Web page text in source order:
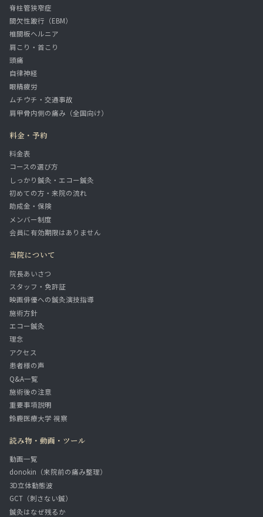
脊柱管狭窄症
間欠性跛行（EBM）
椎間板ヘルニア
肩こり・首こり
頭痛
自律神経
眼精疲労
ムチウチ・交通事故
肩甲骨内側の痛み（全国向け）
料金・予約
料金表
コースの選び方
しっかり鍼灸・エコー鍼灸
初めての方・来院の流れ
助成金・保険
メンバー制度
会員に有効期限はありません
当院について
院長あいさつ
スタッフ・免許証
映画俳優への鍼灸演技指導
施術方針
エコー鍼灸
理念
アクセス
患者様の声
Q&A一覧
施術後の注意
重要事項説明
鈴鹿医療大学 視察
読み物・動画・ツール
動画一覧
donokin（来院前の痛み整理）
3D立体動態波
GCT（刺さない鍼）
鍼灸はなぜ残るか